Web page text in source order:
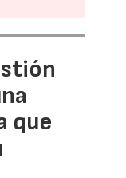
que